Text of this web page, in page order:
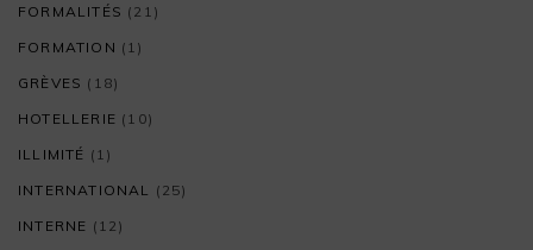
FORMALITÉS (21)
FORMATION (1)
GRÈVES (18)
HOTELLERIE (10)
ILLIMITÉ (1)
INTERNATIONAL
(25)
INTERNE (12)